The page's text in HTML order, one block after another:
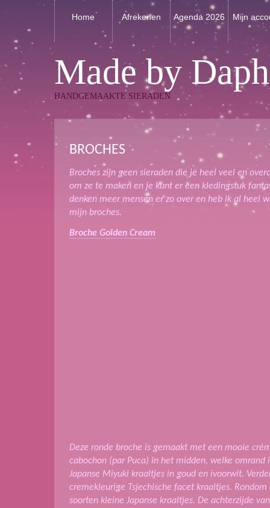
Home Afrekenen Agenda 2026 Mijn
Made by
HANDGEMAAKTE SIERADEN
BROCHES
Broches zijn geen sieraden die je heel veel en
om ze te maken en je kunt er een kledingstuk
denken meer mensen er zo over en heb ik al heel
mijn broches.
Broche Golden Cream
Deze ronde broche is gemaakt met een mooie
cabochon (par Puca) in het midden, welke omrand
Japanse Miyuki kraaltjes in goud en ivoorwit.
cremekleurige Tsjechische facet kraaltjes.
soorten kleine Japanse kraaltjes. De achterzijde